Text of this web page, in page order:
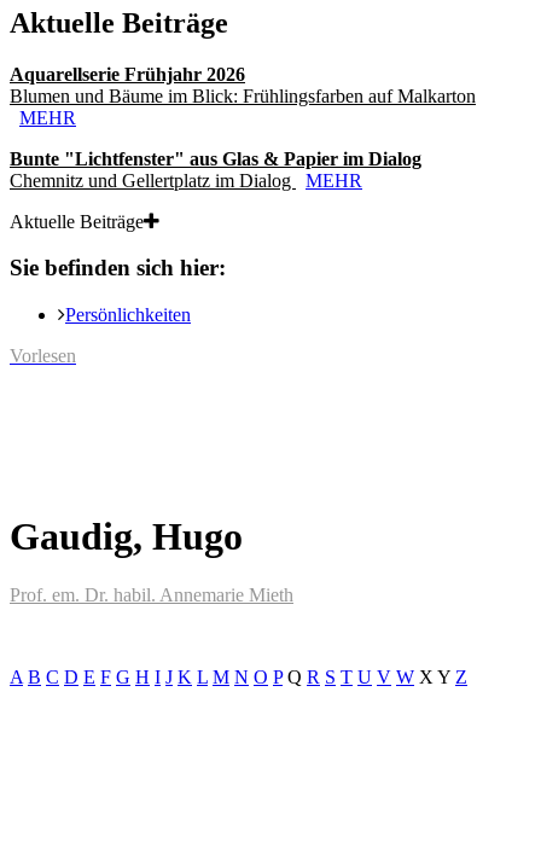
Aktuelle Beiträge
Aquarellserie Frühjahr 2026
Blumen und Bäume im Blick: Frühlingsfarben auf Malkarton
MEHR
Bunte "Lichtfenster" aus Glas & Papier im Dialog
Chemnitz und Gellertplatz im Dialog
MEHR
Aktuelle Beiträge
Sie befinden sich hier:
Persönlichkeiten
Vorlesen
Gaudig, Hugo
Prof. em. Dr. habil. Annemarie Mieth
A B C D E F G H I J K L M N O P Q R S T U V W X Y Z